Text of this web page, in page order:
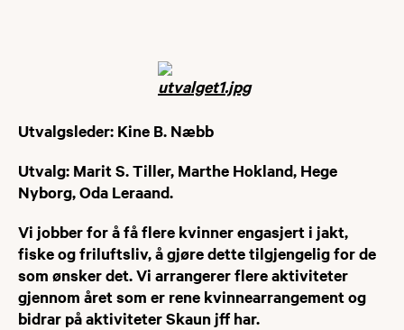
Utvalgsleder: Kine B. Næbb
Utvalg: Marit S. Tiller, Marthe Hokland, Hege
Nyborg, Oda Leraand.
Vi jobber for å få flere kvinner engasjert i jakt,
fiske og friluftsliv, å gjøre dette tilgjengelig for de
som ønsker det. Vi arrangerer flere aktiviteter
gjennom året som er rene kvinnearrangement og
bidrar på aktiviteter Skaun jff har.